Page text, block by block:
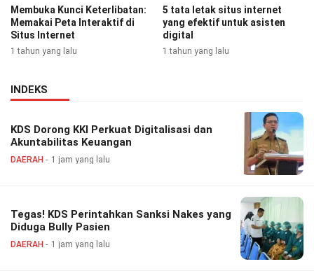
Membuka Kunci Keterlibatan:
Memakai Peta Interaktif di
Situs Internet
1 tahun yang lalu
5 tata letak situs internet
yang efektif untuk asisten
digital
1 tahun yang lalu
INDEKS
KDS Dorong KKI Perkuat Digitalisasi dan
Akuntabilitas Keuangan
DAERAH 1 jam yang lalu
Tegas! KDS Perintahkan Sanksi Nakes yang
Diduga Bully Pasien
DAERAH 1 jam yang lalu